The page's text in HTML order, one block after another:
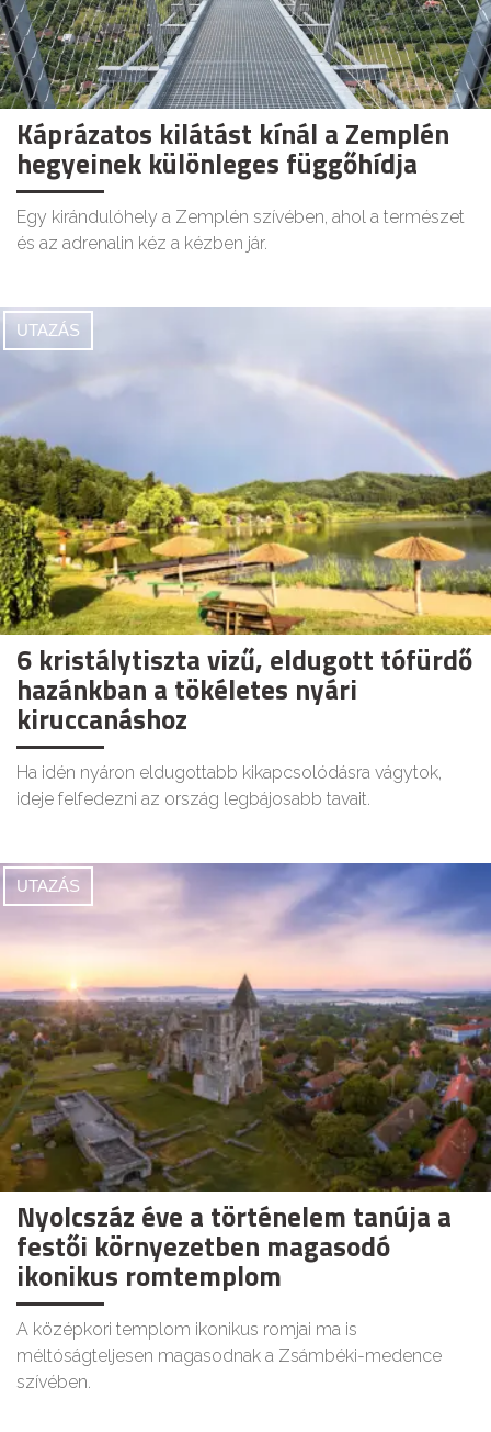
Káprázatos kilátást kínál a Zemplén
hegyeinek különleges függőhídja
Egy kirándulóhely a Zemplén szívében, ahol a természet
és az adrenalin kéz a kézben jár.
UTAZÁS
6 kristálytiszta vizű, eldugott tófürdő
hazánkban a tökéletes nyári
kiruccanáshoz
Ha idén nyáron eldugottabb kikapcsolódásra vágytok,
ideje felfedezni az ország legbájosabb tavait.
UTAZÁS
Nyolcszáz éve a történelem tanúja a
festői környezetben magasodó
ikonikus romtemplom
A középkori templom ikonikus romjai ma is
méltóságteljesen magasodnak a Zsámbéki-medence
szívében.